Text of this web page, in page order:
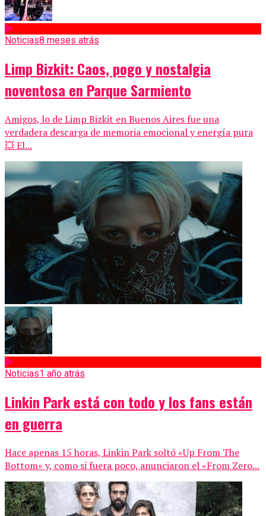
Noticias8 meses atrás
Limp Bizkit: Caos, pogo y nostalgia
noventosa en Parque Sarmiento
Amigos, lo de Limp Bizkit en Buenos Aires fue una
verdadera descarga de memoria emocional y energía pura
💥 El...
Noticias1 año atrás
Linkin Park está con todo y los fans están
en guerra
Hace apenas 15 horas, Linkin Park soltó «Up From The
Bottom» y, como si fuera poco, anunciaron el «From Zero...